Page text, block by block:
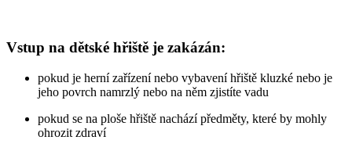
Vstup na dětské hřiště je zakázán:
pokud je herní zařízení nebo vybavení hřiště kluzké nebo je
jeho povrch namrzlý nebo na něm zjistíte vadu
pokud se na ploše hřiště nachází předměty, které by mohly
ohrozit zdraví